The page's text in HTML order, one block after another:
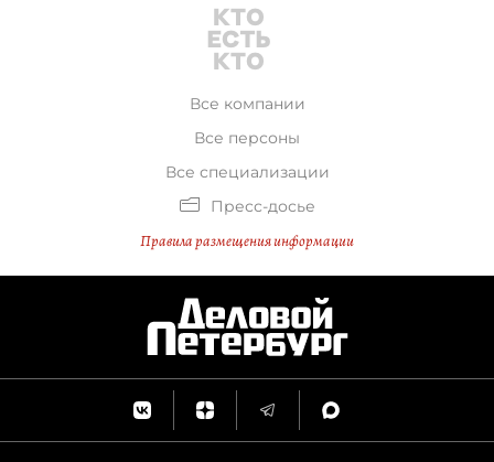
Все компании
Все персоны
Все специализации
Пресс-досье
Правила размещения информации